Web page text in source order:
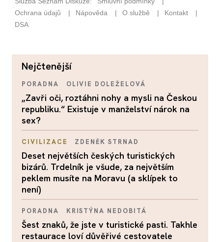
nejčtenější
PORADNA OLIVIE DOLEŽELOVÁ
„Zavři oči, roztáhni nohy a mysli na Českou
republiku.“ Existuje v manželství nárok na
sex?
CIVILIZACE ZDENĚK STRNAD
Deset největších českých turistických
bizárů. Trdelník je všude, za největším
peklem musíte na Moravu (a sklípek to
není)
PORADNA KRISTÝNA NEDOBITÁ
Šest znaků, že jste v turistické pasti. Takhle
restaurace loví důvěřivé cestovatele